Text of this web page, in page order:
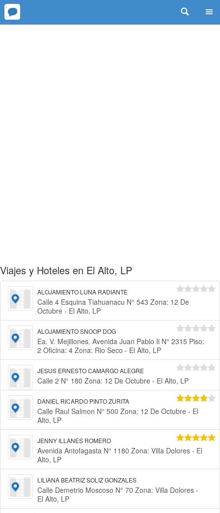
Viajes y Hoteles en El Alto, LP
ALOJAMIENTO LUNA RADIANTE
Calle 4 Esquina Tiahuanacu N° 543 Zona: 12 De
Octubre - El Alto, LP
ALOJAMIENTO SNOOP DOG
Ea. V. Mejillones, Avenida Juan Pablo Ii N° 2315 Piso:
2 Oficina: 4 Zona: Rio Seco - El Alto, LP
JESUS ERNESTO CAMARGO ALEGRE
Calle 2 N° 180 Zona: 12 De Octubre - El Alto, LP
DANIEL RICARDO PINTO ZURITA
Calle Raul Salmon N° 500 Zona: 12 De Octubre - El
Alto, LP
JENNY ILLANES ROMERO
Avenida Antofagasta N° 1180 Zona: Villa Dolores - El
Alto, LP
LILIANA BEATRIZ SOLIZ GONZALES
Calle Demetrio Moscoso N° 70 Zona: Villa Dolores -
El Alto, LP